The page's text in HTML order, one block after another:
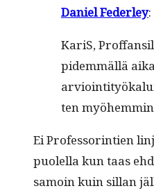
Daniel Fed­er­ley:
KariS,
pidem­mäl­lä
ten
Ei Pro­fes­sor­in­tien
puolel­la kun taas
samoin kuin sil­lan